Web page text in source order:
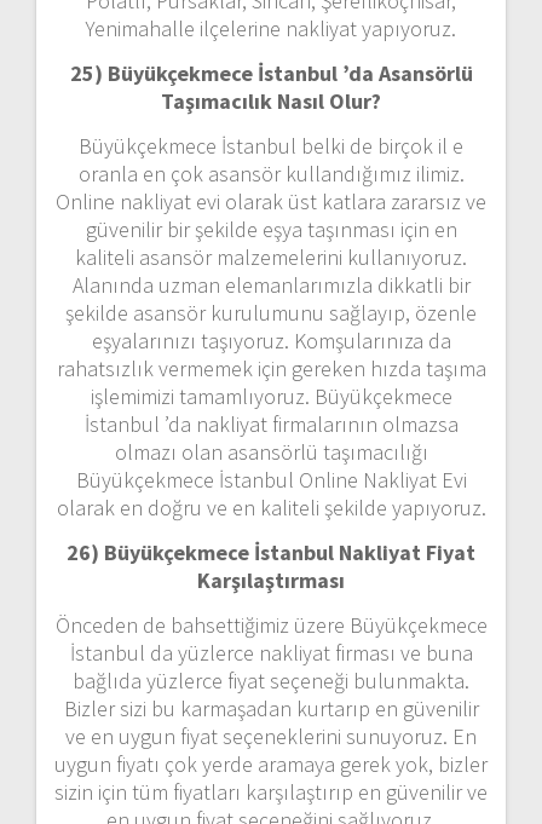
Yenimahalle ilçelerine nakliyat yapıyoruz.
25) Büyükçekmece İstanbul ’da Asansörlü
Taşımacılık Nasıl Olur?
Büyükçekmece İstanbul belki de birçok il e
oranla en çok asansör kullandığımız ilimiz.
Online nakliyat evi olarak üst katlara zararsız ve
güvenilir bir şekilde eşya taşınması için en
kaliteli asansör malzemelerini kullanıyoruz.
Alanında uzman elemanlarımızla dikkatli bir
şekilde asansör kurulumunu sağlayıp, özenle
eşyalarınızı taşıyoruz. Komşularınıza da
rahatsızlık vermemek için gereken hızda taşıma
işlemimizi tamamlıyoruz. Büyükçekmece
İstanbul ’da nakliyat firmalarının olmazsa
olmazı olan asansörlü taşımacılığı
Büyükçekmece İstanbul Online Nakliyat Evi
olarak en doğru ve en kaliteli şekilde yapıyoruz.
26) Büyükçekmece İstanbul Nakliyat Fiyat
Karşılaştırması
Önceden de bahsettiğimiz üzere Büyükçekmece
İstanbul da yüzlerce nakliyat firması ve buna
bağlıda yüzlerce fiyat seçeneği bulunmakta.
Bizler sizi bu karmaşadan kurtarıp en güvenilir
ve en uygun fiyat seçeneklerini sunuyoruz. En
uygun fiyatı çok yerde aramaya gerek yok, bizler
sizin için tüm fiyatları karşılaştırıp en güvenilir ve